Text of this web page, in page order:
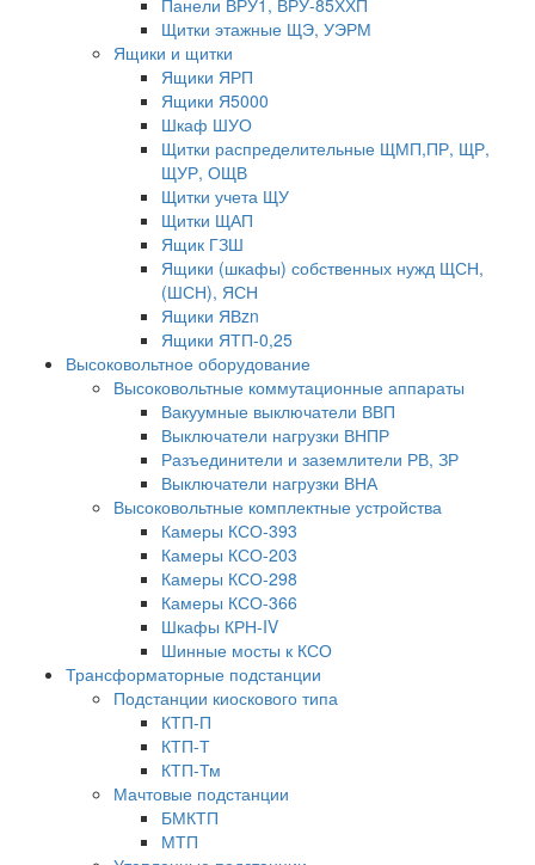
Панели ВРУ1, ВРУ-85ХХП
Щитки этажные ЩЭ, УЭРМ
Ящики и щитки
Ящики ЯРП
Ящики Я5000
Шкаф ШУО
Щитки распределительные ЩМП,ПР, ЩР,
ЩУР, ОЩВ
Щитки учета ЩУ
Щитки ЩАП
Ящик ГЗШ
Ящики (шкафы) собственных нужд ЩСН,
(ШСН), ЯСН
Ящики ЯВzn
Ящики ЯТП-0,25
Высоковольтное оборудование
Высоковольтные коммутационные аппараты
Вакуумные выключатели ВВП
Выключатели нагрузки ВНПР
Разъединители и заземлители РВ, ЗР
Выключатели нагрузки ВНА
Высоковольтные комплектные устройства
Камеры КСО-393
Камеры КСО-203
Камеры КСО-298
Камеры КСО-366
Шкафы КРН-IV
Шинные мосты к КСО
Трансформаторные подстанции
Подстанции киоскового типа
КТП-П
КТП-Т
КТП-Тм
Мачтовые подстанции
БМКТП
МТП